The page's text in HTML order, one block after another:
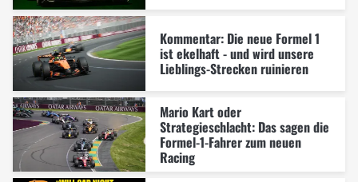
Kommentar: Die neue Formel 1
ist ekelhaft - und wird unsere
Lieblings-Strecken ruinieren
Mario Kart oder
Strategieschlacht: Das sagen die
Formel-1-Fahrer zum neuen
Racing